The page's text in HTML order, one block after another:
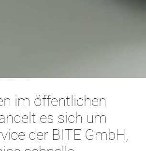
im öffentlichen
es sich um
der BITE GmbH,